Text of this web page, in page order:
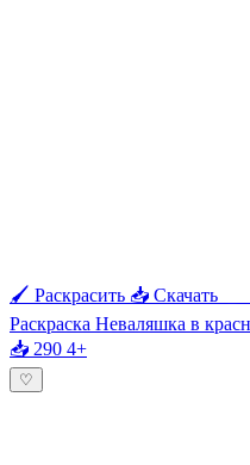
🖌 Раскрасить 📥 Скачать
Раскраска Неваляшка в
📥 290 4+
♡